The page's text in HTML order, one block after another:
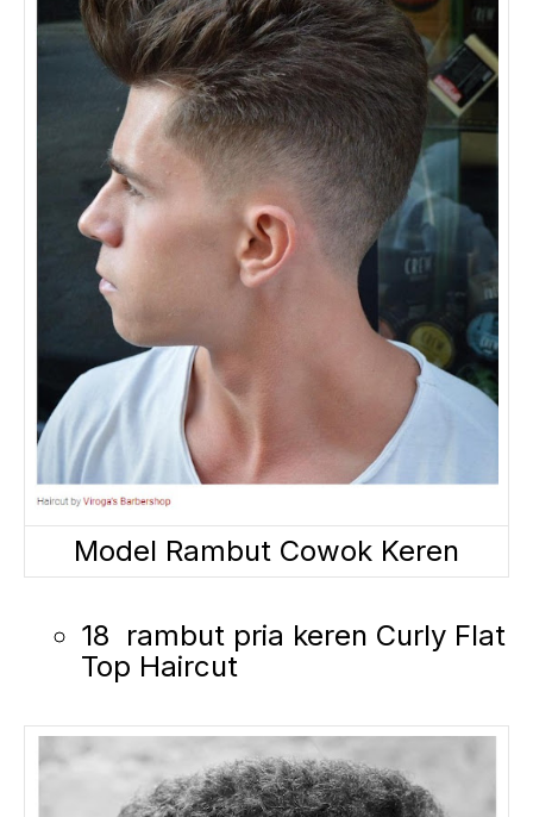
Model Rambut Cowok Keren
18 rambut pria keren Curly Flat
Top Haircut